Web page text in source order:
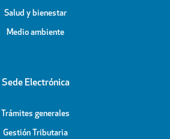
Salud y bienestar
Medio ambiente
Sede Electrónica
Trámites generales
Gestión Tributaria